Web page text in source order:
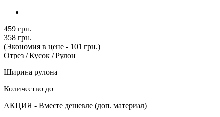
459 грн.
358 грн.
(Экономия в цене - 101 грн.)
Отрез / Кусок / Рулон
Ширина рулона
Количество до
АКЦИЯ - Вместе дешевле (доп. материал)